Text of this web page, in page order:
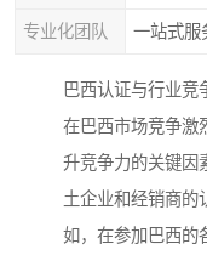
专业化团队 一站式服
巴西认证与行业竞
在巴西市场竞争激
升竞争力的关键因
土企业和经销商的
如，在参加巴西的